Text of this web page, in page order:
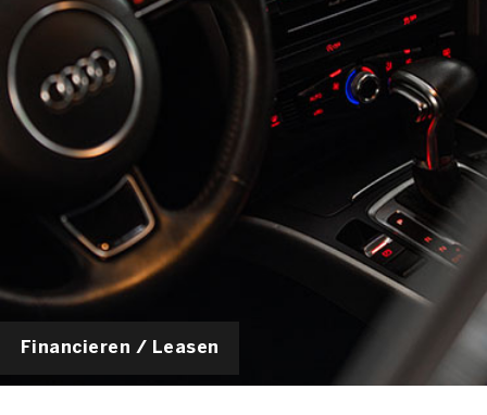
Financieren / Leasen